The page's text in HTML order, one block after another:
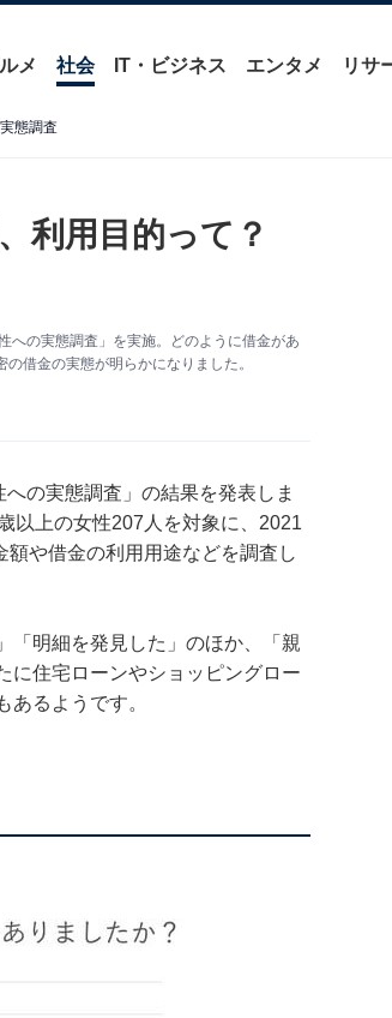
メ 社会 IT・ビジネス エンタメ リサ
態調査
利用目的って？
の実態調査」を実施。どのように借金があ
借金の実態が明らかになりました。
の実態調査」の結果を発表しま
以上の女性207人を対象に、2021
や借金の利用用途などを調査し
「明細を発見した」のほか、「親
に住宅ローンやショッピングロー
るようです。